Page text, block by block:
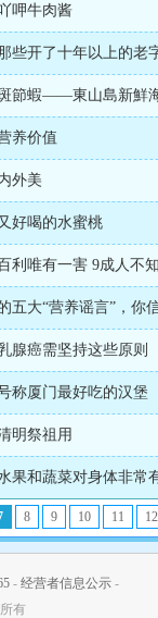
呷牛肉酱
些开了十年以上的老
節蝦——東山島新鮮
养价值
外美
好喝的水蜜桃
利唯有一害 9成人不
五大“营养谣言”，你
腺癌需坚持这些原则
称厦门最好吃的汉堡
明祭祖用
果和蔬菜对身体非常
8 9 10 11 12
- 经营者信息公示 -
有